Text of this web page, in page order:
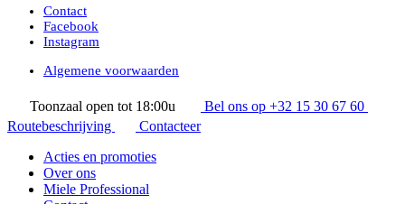
Contact
Facebook
Instagram
Algemene voorwaarden
Toonzaal open tot 18:00u
Bel ons op +32 15 30 67 60
Routebeschrijving
Contacteer
Acties en promoties
Over ons
Miele Professional